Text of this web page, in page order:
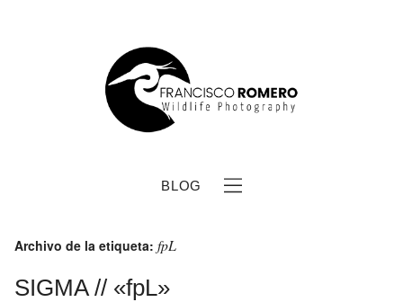
BLOG
Archivo de la etiqueta: fpL
SIGMA // «fpL»